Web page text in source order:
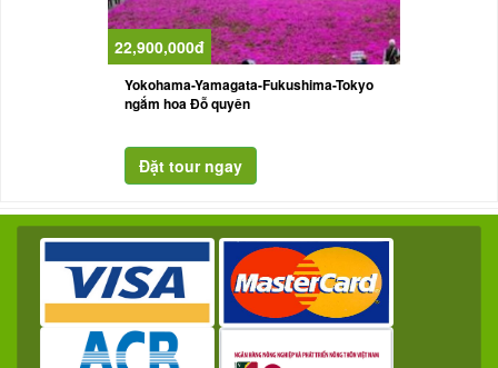
22,900,000đ
Yokohama-Yamagata-Fukushima-Tokyo
ngắm hoa Đỗ quyên